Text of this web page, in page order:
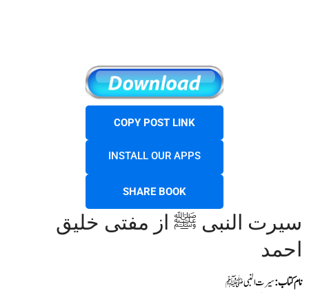
COPY POST LINK
INSTALL OUR APPS
SHARE BOOK
احمد
نام کتاب:سیرت النبی ﷺ